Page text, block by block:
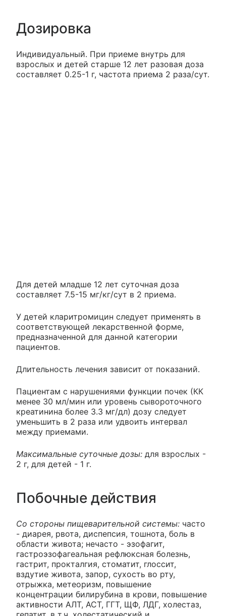
Дозировка
Индивидуальный. При приеме внутрь для
взрослых и детей старше 12 лет разовая доза
составляет 0.25-1 г, частота приема 2 раза/сут.
Для детей младше 12 лет суточная доза
составляет 7.5-15 мг/кг/сут в 2 приема.
У детей кларитромицин следует применять в
соответствующей лекарственной форме,
предназначенной для данной категории
пациентов.
Длительность лечения зависит от показаний.
Пациентам с нарушениями функции почек (КК
менее 30 мл/мин или уровень сывороточного
креатинина более 3.3 мг/дл) дозу следует
уменьшить в 2 раза или удвоить интервал
между приемами.
Максимальные суточные дозы: для взрослых -
2 г, для детей - 1 г.
Побочные действия
Со стороны пищеварительной системы: часто
- диарея, рвота, диспепсия, тошнота, боль в
области живота; нечасто - эзофагит,
гастроэзофагеальная рефлюксная болезнь,
гастрит, прокталгия, стоматит, глоссит,
вздутие живота, запор, сухость во рту,
отрыжка, метеоризм, повышение
концентрации билирубина в крови, повышение
активности АЛТ, ACT, ГГТ, ЩФ, ЛДГ, холестаз,